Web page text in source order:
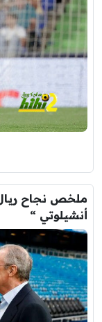
ملخص نجاح ريال
أنشيلوتي “